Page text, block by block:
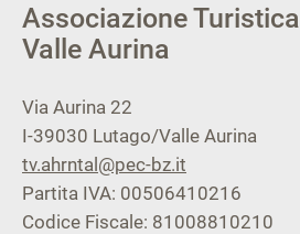
Associazione Turistica
Valle Aurina
Via Aurina 22
I-39030 Lutago/Valle Aurina
tv.ahrntal@pec-bz.it
Partita IVA: 00506410216
Codice Fiscale: 81008810210